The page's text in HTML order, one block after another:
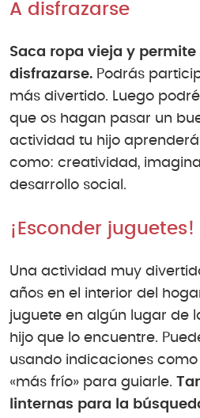
A disfrazarse
Saca ropa vieja y
disfrazarse. Podrás
más divertido. Luego
que os hagan pasar un
actividad tu hijo
como: creatividad,
desarrollo social.
¡Esconder juguetes!
Una actividad muy
años en el interior del
juguete en algún lugar de
hijo que lo encuentre.
usando indicaciones como
«más frío» para guiarle.
linternas para la